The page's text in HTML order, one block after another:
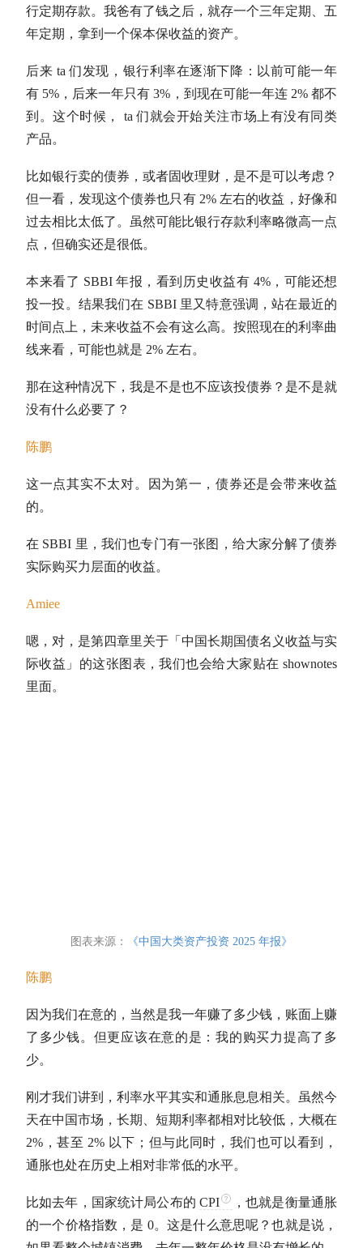
行定期存款。我爸有了钱之后，就存一个三年定期、五
年定期，拿到一个保本保收益的资产。
后来 ta 们发现，银行利率在逐渐下降：以前可能一年
有 5%，后来一年只有 3%，到现在可能一年连 2% 都不
到。这个时候， ta 们就会开始关注市场上有没有同类
产品。
比如银行卖的债券，或者固收理财，是不是可以考虑？
但一看，发现这个债券也只有 2% 左右的收益，好像和
过去相比太低了。虽然可能比银行存款利率略微高一点
点，但确实还是很低。
本来看了 SBBI 年报，看到历史收益有 4%，可能还想
投一投。结果我们在 SBBI 里又特意强调，站在最近的
时间点上，未来收益不会有这么高。按照现在的利率曲
线来看，可能也就是 2% 左右。
那在这种情况下，我是不是也不应该投债券？是不是就
没有什么必要了？
陈鹏
这一点其实不太对。因为第一，债券还是会带来收益
的。
在 SBBI 里，我们也专门有一张图，给大家分解了债券
实际购买力层面的收益。
Amiee
嗯，对，是第四章里关于「中国长期 国债名义收益与实
际收益」的这张图表，我们也会给大家贴在 shownotes
里面。
图表来源： 《中国大类资产投资 2025 年报》
陈鹏
因为我们在意的，当然是我一年赚了多少钱，账面上赚
了多少钱。但更应该在意的是：我的购买力提高了多
少。
刚才我们讲到，利率水平其实和通胀息息相关。虽然今
天在中国市场，长期、短期利率都相对比较低，大概在
2%，甚至 2% 以下；但与此同时，我们也可以看到，
通胀也处在历史上相对非常低的水平。
比如去年，国家统计局公布的 CPI
，也就是衡量通胀
的一个价格指数，是 0。这是什么意思呢？也就是说，